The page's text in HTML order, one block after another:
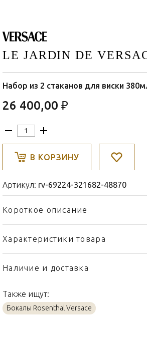
LE JARDIN DE
Набор из 2 стаканов для виски
26 400,00 ₽
В КОРЗИНУ
Артикул: rv-69224-321682-48870
Короткое описание
Характеристики товара
Тип товара
Стакан
Бренд
Страна производителя
Материал
Стекло
Наличие и доставка
Также ищут:
Бокалы Rosenthal Versace